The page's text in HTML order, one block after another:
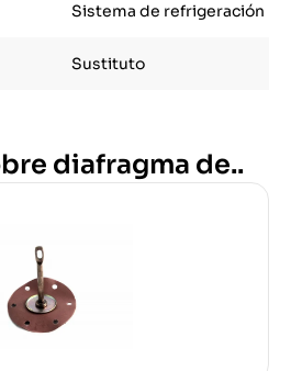
Sistema de refrigeración
Sustituto
diafragma de..